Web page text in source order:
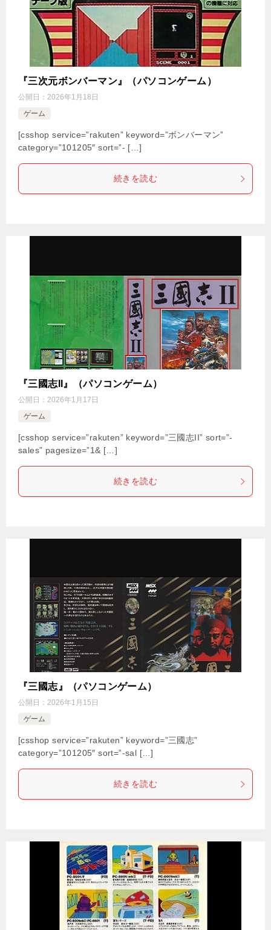
『三次元ボンバーマン』（パソコンゲーム）
公開日： 2026年1月18日
ゲーム
[csshop service=”rakuten” keyword=”ボンバーマン”
category=”101205″ sort=”- […]
続きを読む
『三國志II』（パソコンゲーム）
公開日： 2026年1月17日
ゲーム
[csshop service=”rakuten” keyword=”三國志II” sort=”-
sales” pagesize=”1& […]
続きを読む
『三國志』（パソコンゲーム）
公開日： 2026年1月15日
ゲーム
[csshop service=”rakuten” keyword=”三國志”
category=”101205″ sort=”-sal […]
続きを読む